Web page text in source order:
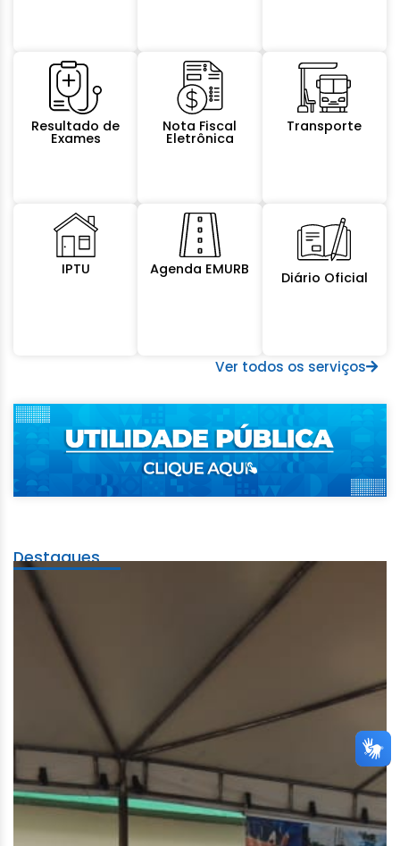
Resultado de
Exames
Nota Fiscal
Eletrônica
Transporte
IPTU Agenda EMURB Diário Oficial
Ver todos os serviços
Destaques